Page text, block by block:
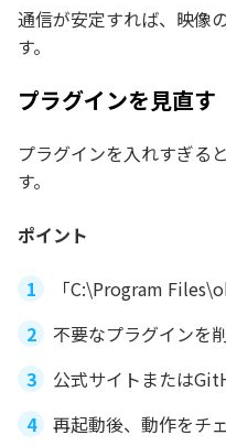
通信が安定すれば、映像
す。
プラグインを見直す
プラグインを入れすぎる
す。
ポイント
「C:\Program
不要なプラグインを
公式サイトまたは
再起動後、動作をチ